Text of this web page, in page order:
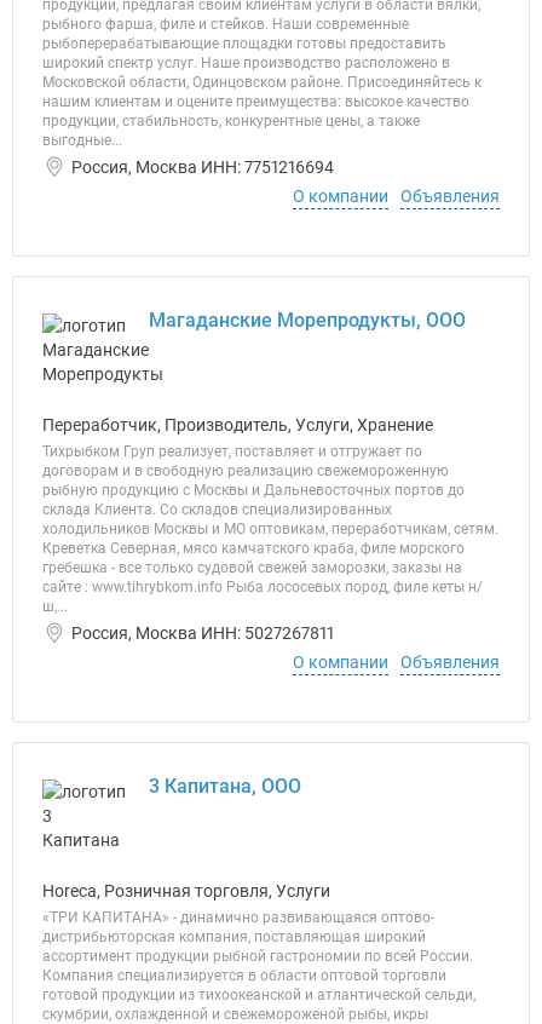
продукции, предлагая своим клиентам услуги в области вялки,
рыбного фарша, филе и стейков. Наши современные
рыбоперерабатывающие площадки готовы предоставить
широкий спектр услуг. Наше производство расположено в
Московской области, Одинцовском районе. Присоединяйтесь к
нашим клиентам и оцените преимущества: высокое качество
продукции, стабильность, конкурентные цены, а также
выгодные...
Россия, Москва ИНН: 7751216694
О компании
Объявления
Магаданские Морепродукты, ООО
Переработчик, Производитель, Услуги, Хранение
Тихрыбком Груп реализует, поставляет и отгружает по
договорам и в свободную реализацию свежемороженную
рыбную продукцию с Москвы и Дальневосточных портов до
склада Клиента. Со складов специализированных
холодильников Москвы и МО оптовикам, переработчикам, сетям.
Креветка Северная, мясо камчатского краба, филе морского
гребешка - все только судовой свежей заморозки, заказы на
сайте : www.tihrybkom.info Рыба лососевых пород, филе кеты н/
ш,...
Россия, Москва ИНН: 5027267811
О компании
Объявления
3 Капитана, ООО
Horeca, Розничная торговля, Услуги
«ТРИ КАПИТАНА» - динамично развивающаяся оптово-
дистрибьюторская компания, поставляющая широкий
ассортимент продукции рыбной гастрономии по всей России.
Компания специализируется в области оптовой торговли
готовой продукции из тихоокеанской и атлантической сельди,
скумбрии, охлажденной и свежемороженой рыбы, икры